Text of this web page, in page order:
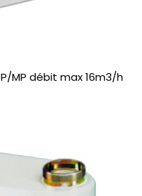
MP débit max 16m3/h